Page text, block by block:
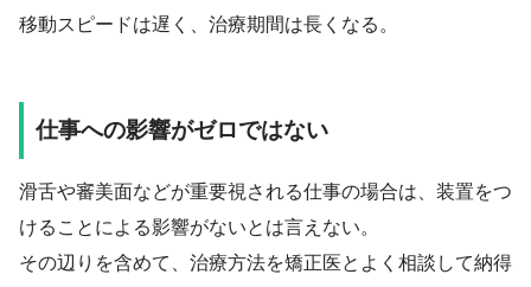
移動スピードは遅く、治療期間は長くなる。
仕事への影響がゼロではない
滑舌や審美面などが重要視される仕事の場合は、装置をつ
けることによる影響がないとは言えない。
その辺りを含めて、治療方法を矯正医とよく相談して納得